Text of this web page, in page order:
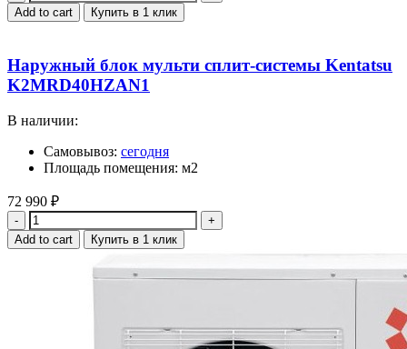
Add to cart Купить в 1 клик
Наружный блок мульти сплит-системы Kentatsu
K2MRD40HZAN1
В наличии:
Самовывоз: сегодня
Площадь помещения: м2
72 990 ₽
Quantity
Add to cart Купить в 1 клик